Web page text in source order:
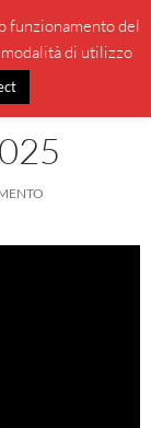
MENU
funzionamento del
di utilizzo